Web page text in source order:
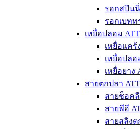
รอกสปินนิ่
รอกเบทท
เหยื่อปลอม
เหยื่อแคร้
เหยื่อปลอ
เหยื่อยาง
สายตกปลา
สายช็อคลี
สายพีอี
สายสลิงต